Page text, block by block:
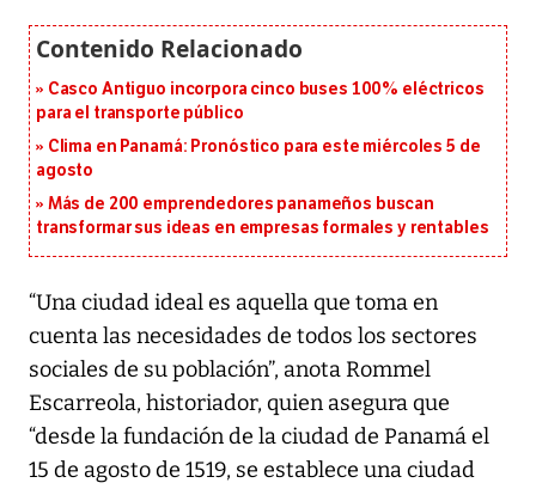
Casco Antiguo incorpora cinco buses 100% eléctricos
para el transporte público
Clima en Panamá: Pronóstico para este miércoles 5 de
agosto
Más de 200 emprendedores panameños buscan
transformar sus ideas en empresas formales y rentables
“Una ciudad ideal es aquella que toma en
cuenta las necesidades de todos los sectores
sociales de su población”, anota Rommel
Escarreola, historiador, quien asegura que
“desde la fundación de la ciudad de Panamá el
15 de agosto de 1519, se establece una ciudad